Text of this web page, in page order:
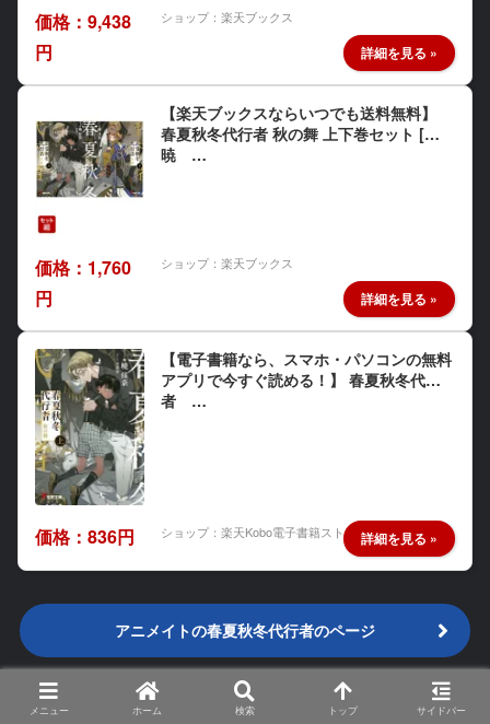
価格：9,438
円
ショップ：楽天ブックス
【楽天ブックスならいつでも送料無料】
春夏秋冬代行者 秋の舞 上下巻セット [
暁 …
価格：1,760
円
ショップ：楽天ブックス
【電子書籍なら、スマホ・パソコンの無料
アプリで今すぐ読める！】 春夏秋冬代行
者 …
価格：836円 ショップ：楽天Kobo電子書籍ストア
アニメイトの春夏秋冬代行者のページ
©暁佳奈・スオウ／ストレートエッジ・KADOKAWA／春
メニュー ホーム 検索 トップ サイドバー